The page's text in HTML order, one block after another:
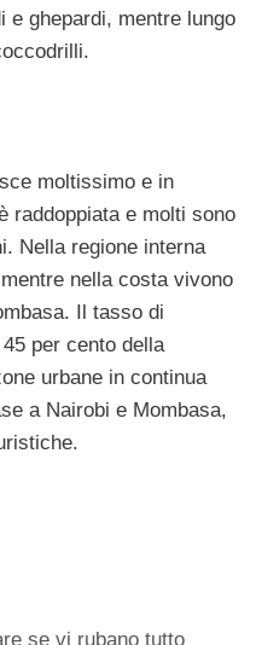
e ghepardi, mentre lungo
moltissimo e in
raddoppiata e molti sono
Nella regione interna
nella costa vivono
Il tasso di
per cento della
urbane in continua
a Nairobi e Mombasa,
se vi rubano tutto